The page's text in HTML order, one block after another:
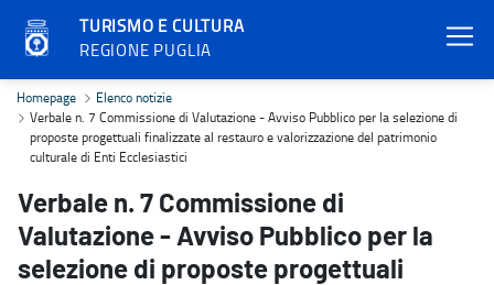
TURISMO E CULTURA
REGIONE PUGLIA
Verbale n. 7 Commissione di Valutazione - Avviso Pubblico per
Homepage
Elenco notizie
Verbale n. 7 Commissione di Valutazione - Avviso Pubblico per la selezione di
proposte progettuali finalizzate al restauro e valorizzazione del patrimonio
culturale di Enti Ecclesiastici
Verbale n. 7 Commissione di
Valutazione - Avviso Pubblico per la
selezione di proposte progettuali